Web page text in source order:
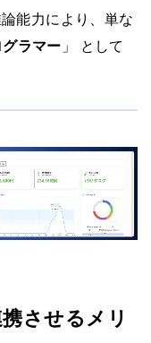
能力により、単な
ラマー 」 として
させるメリ